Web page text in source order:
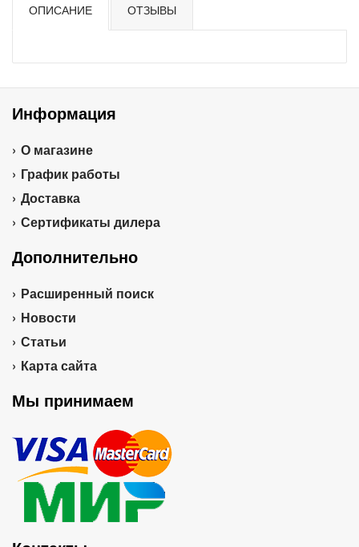
ОПИСАНИЕ ОТЗЫВЫ
Информация
О магазине
График работы
Доставка
Сертификаты дилера
Дополнительно
Расширенный поиск
Новости
Статьи
Карта сайта
Мы принимаем